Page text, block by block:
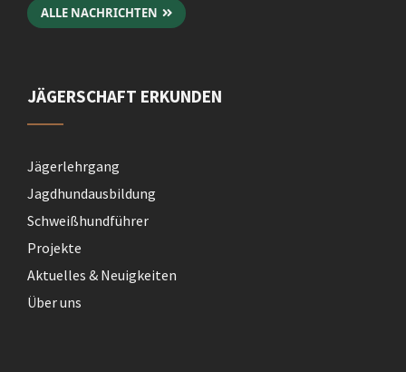
JÄGERSCHAFT ERKUNDEN
Jägerlehrgang
Jagdhundausbildung
Schweißhund­führer
Projekte
Aktuelles & Neuigkeiten
Über uns
ALLE NACHRICHTEN